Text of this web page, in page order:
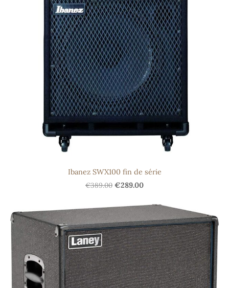
Ibanez SWX100 fin de série
€389.00 €289.00